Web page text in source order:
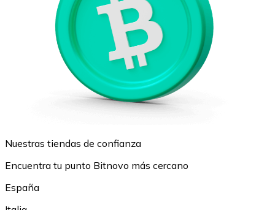
Nuestras tiendas de confianza
Encuentra tu punto Bitnovo más cercano
España